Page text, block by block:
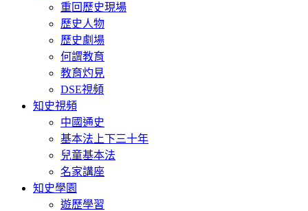
重回歷史現場
歷史人物
歷史劇場
何謂教育
教育灼見
DSE視頻
知史視頻
中國通史
基本法上下三十年
兒童基本法
名家講座
知史學園
遊歷學習